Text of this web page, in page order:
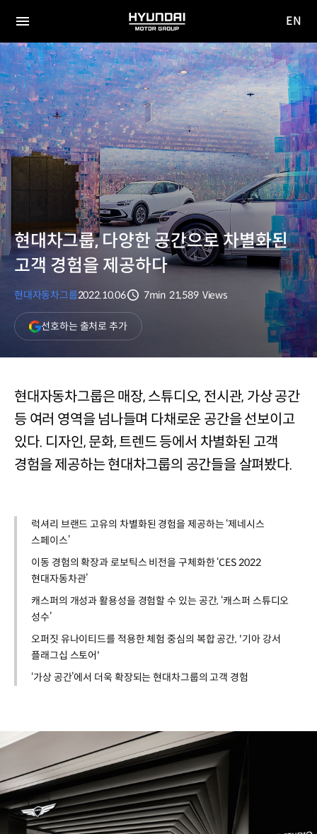
전체
메뉴
HYUNDAI
MOTOR
GROUP
사이
이동
EN
현대차그룹, 다양한 공간으로 차별화된
고객 경험을 제공하다
현대자동차그룹2022.10.06
7min 21,589 Views
선호하는 출처로 추가(새
창
열림)
현대자동차그룹은 매장, 스튜디오, 전시관, 가상 공간
등 여러 영역을 넘나들며 다채로운 공간을 선보이고
있다. 디자인, 문화, 트렌드 등에서 차별화된 고객
경험을 제공하는 현대차그룹의 공간들을 살펴봤다.
럭셔리 브랜드 고유의 차별화된 경험을 제공하는 ‘제네시스
스페이스’
이동 경험의 확장과 로보틱스 비전을 구체화한 ‘CES 2022
현대자동차관’
캐스퍼의 개성과 활용성을 경험할 수 있는 공간, ‘캐스퍼 스튜디오
성수’
오퍼짓 유나이티드를 적용한 체험 중심의 복합 공간, '기아 강서
플래그십 스토어'
‘가상 공간’에서 더욱 확장되는 현대차그룹의 고객 경험